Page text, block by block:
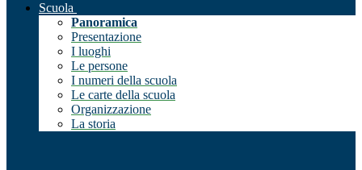
Scuola
Panoramica
Presentazione
I luoghi
Le persone
I numeri della scuola
Le carte della scuola
Organizzazione
La storia